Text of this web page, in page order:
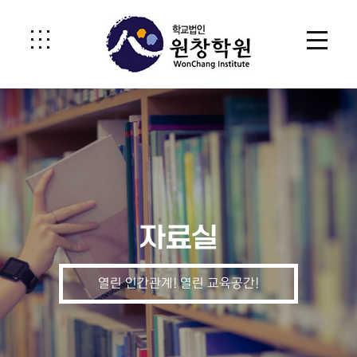
자료실
열린 인간관계! 열린 교육공간!